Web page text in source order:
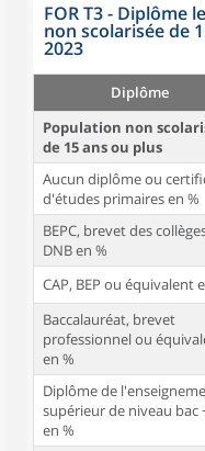
FOR T3 - Diplôme
non scolarisée de
2023
Diplôme
Population non
de 15 ans ou plus
Aucun diplôme ou
d'études primaires en %
BEPC, brevet des
DNB en %
CAP, BEP ou équivalent
Baccalauréat, brevet
professionnel ou
en %
Diplôme de
supérieur de niveau bac
en %